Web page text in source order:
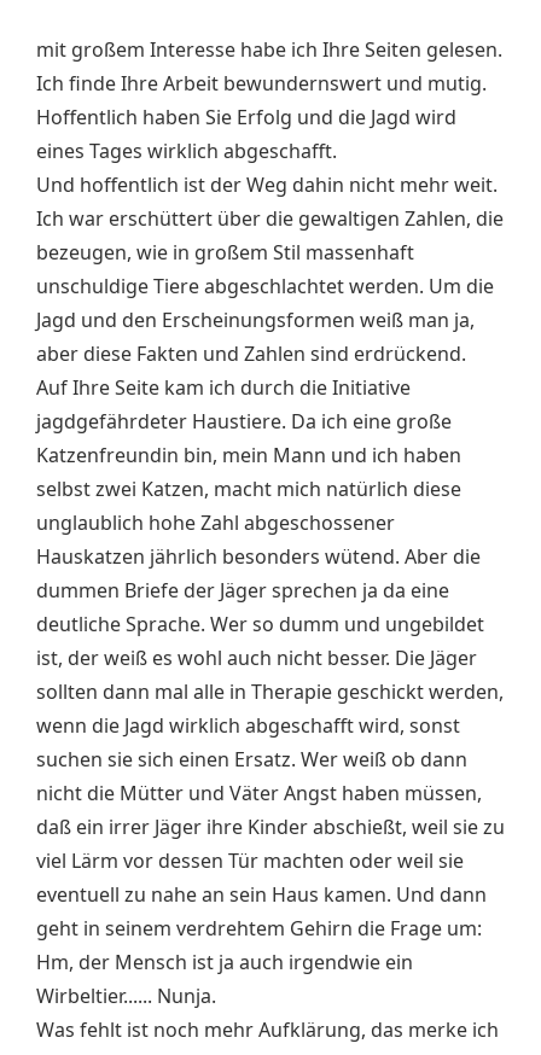
mit großem Interesse habe ich Ihre Seiten gelesen.
Ich finde Ihre Arbeit bewundernswert und mutig.
Hoffentlich haben Sie Erfolg und die Jagd wird
eines Tages wirklich abgeschafft.
Und hoffentlich ist der Weg dahin nicht mehr weit.
Ich war erschüttert über die gewaltigen Zahlen, die
bezeugen, wie in großem Stil massenhaft
unschuldige Tiere abgeschlachtet werden. Um die
Jagd und den Erscheinungsformen weiß man ja,
aber diese Fakten und Zahlen sind erdrückend.
Auf Ihre Seite kam ich durch die Initiative
jagdgefährdeter Haustiere. Da ich eine große
Katzenfreundin bin, mein Mann und ich haben
selbst zwei Katzen, macht mich natürlich diese
unglaublich hohe Zahl abgeschossener
Hauskatzen jährlich besonders wütend. Aber die
dummen Briefe der Jäger sprechen ja da eine
deutliche Sprache. Wer so dumm und ungebildet
ist, der weiß es wohl auch nicht besser. Die Jäger
sollten dann mal alle in Therapie geschickt werden,
wenn die Jagd wirklich abgeschafft wird, sonst
suchen sie sich einen Ersatz. Wer weiß ob dann
nicht die Mütter und Väter Angst haben müssen,
daß ein irrer Jäger ihre Kinder abschießt, weil sie zu
viel Lärm vor dessen Tür machten oder weil sie
eventuell zu nahe an sein Haus kamen. Und dann
geht in seinem verdrehtem Gehirn die Frage um:
Hm, der Mensch ist ja auch irgendwie ein
Wirbeltier...... Nunja.
Was fehlt ist noch mehr Aufklärung, das merke ich